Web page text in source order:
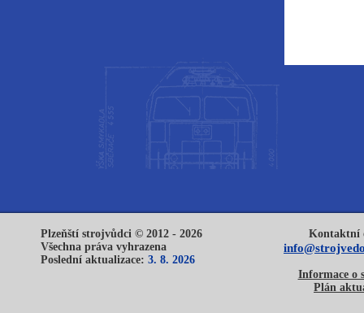
Plzeňští strojvůdci © 2012 - 2026
Všechna práva vyhrazena
Poslední aktualizace: 3. 8. 2026
Kontaktní
Informace o
Plán